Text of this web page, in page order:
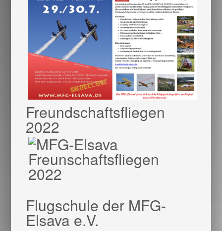
Freundschaftsfliegen
2022
Flugschule der MFG-
Elsava e.V.